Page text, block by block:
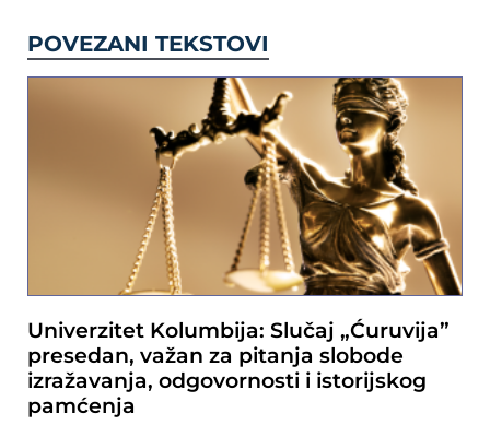
POVEZANI TEKSTOVI
Univerzitet Kolumbija: Slučaj „Ćuruvija”
presedan, važan za pitanja slobode
izražavanja, odgovornosti i istorijskog
pamćenja